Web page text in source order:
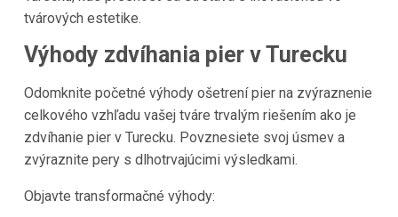
tvárových estetike.
Výhody zdvíhania pier v Turecku
Odomknite početné výhody ošetrení pier na zvýraznenie
celkového vzhľadu vašej tváre trvalým riešením ako je
zdvíhanie pier v Turecku. Povznesiete svoj úsmev a
zvýraznite pery s dlhotrvajúcimi výsledkami.
Objavte transformačné výhody: